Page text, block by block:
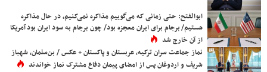
ابوالفتح: حتی زمانی که می‌گوییم مذاکره نمی‌کنیم، در حال مذاکره
هستیم/ برجام برای ایران معجزه بود/ چون برجام به سود ایران بود آمریکا
از آن خارج شد
نماز جماعت سران ترکیه، عربستان و پاکستان + عکس / بن‌سلمان، شهباز
شریف و اردوغان پس از امضای پیمان دفاع مشترک نماز خواندند